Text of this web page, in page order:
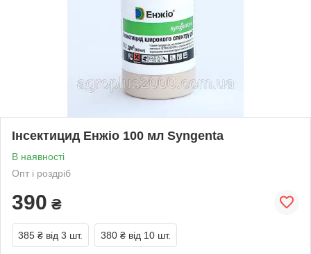
Інсектицид Енжіо 100 мл Syngenta
В наявності
Опт і роздріб
390 ₴
385 ₴ від 3 шт. 380 ₴ від 10 шт.